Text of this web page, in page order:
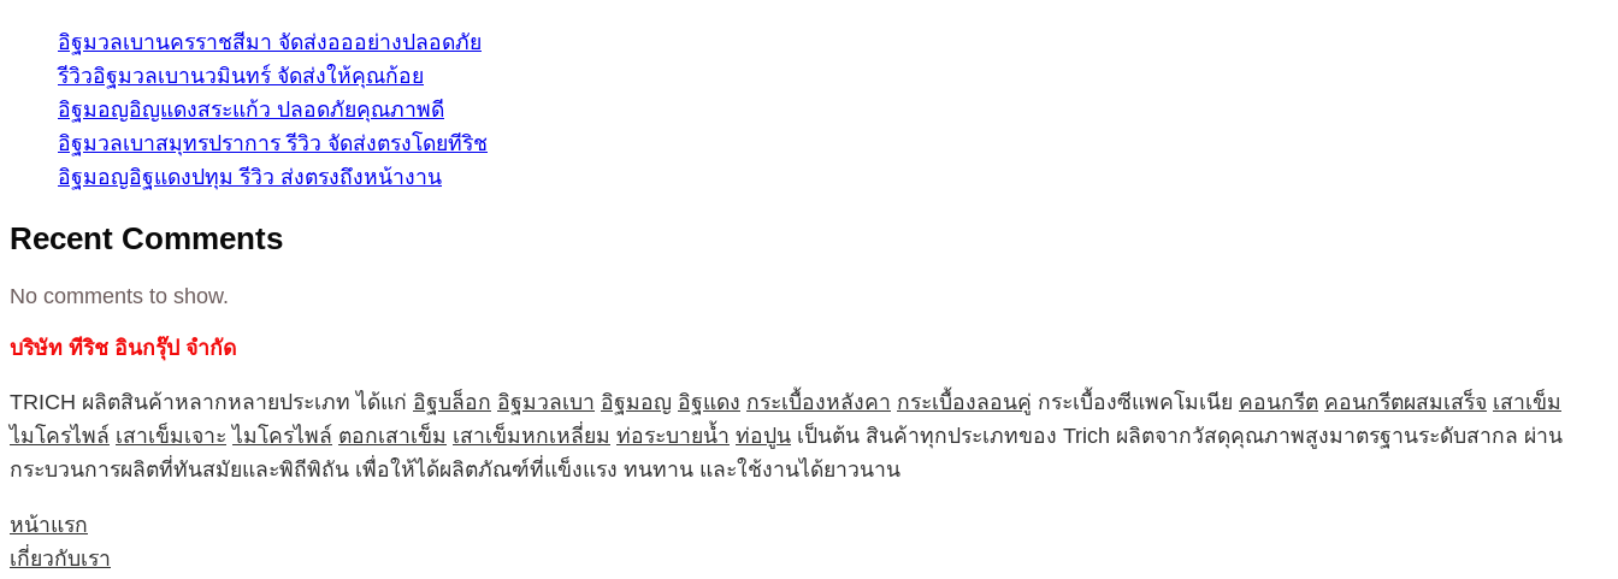
อิฐมวลเบานครราชสีมา จัดส่งอออย่างปลอดภัย
รีวิวอิฐมวลเบานวมินทร์ จัดส่งให้คุณก้อย
อิฐมอญอิญแดงสระแก้ว ปลอดภัยคุณภาพดี
อิฐมวลเบาสมุทรปราการ รีวิว จัดส่งตรงโดยทีริช
อิฐมอญอิฐแดงปทุม รีวิว ส่งตรงถึงหน้างาน
Recent Comments
No comments to show.
บริษัท ทีริช อินกรุ๊ป จำกัด
TRICH ผลิตสินค้าหลากหลายประเภท ได้แก่ อิฐบล็อก อิฐมวลเบา อิฐมอญ อิฐแดง กระเบื้องหลังคา กระเบื้องลอนคู่ กระเบื้องซีแพคโมเนีย คอนกรีต คอนกรีตผสมเสร็จ เสาเข็ม
ไมโครไพล์ เสาเข็มเจาะ ไมโครไพล์ ตอกเสาเข็ม เสาเข็มหกเหลี่ยม ท่อระบายน้ำ ท่อปูน เป็นต้น สินค้าทุกประเภทของ Trich ผลิตจากวัสดุคุณภาพสูงมาตรฐานระดับสากล ผ่าน
กระบวนการผลิตที่ทันสมัยและพิถีพิถัน เพื่อให้ได้ผลิตภัณฑ์ที่แข็งแรง ทนทาน และใช้งานได้ยาวนาน
หน้าแรก
เกี่ยวกับเรา